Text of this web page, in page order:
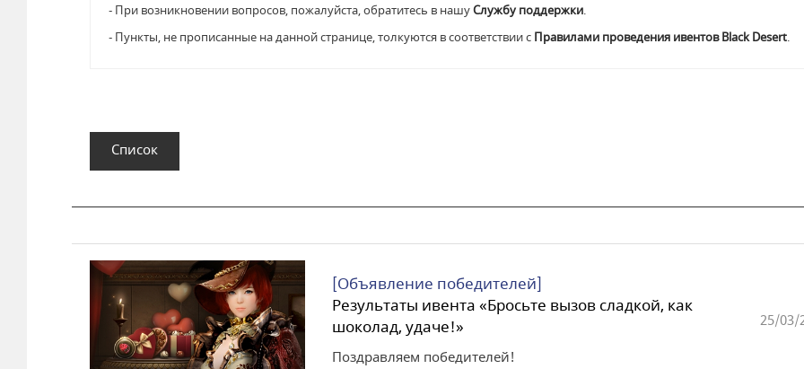
- При возникновении вопросов, пожалуйста, обратитесь в нашуСлужбу поддержки.
- Пункты, не прописанные на данной странице, толкуются в соответствии с Правилами проведения ивентов Black Desert.
Список
[Объявление победителей]
Результаты ивента «Бросьте вызов сладкой, как
шоколад, удаче!»
Поздравляем победителей!
25/03/